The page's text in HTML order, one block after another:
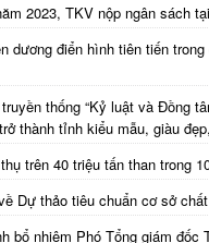
2023, TKV nộp ngân sách
dương điển hình tiên tiến
thống “Kỷ luật và Đồng
thành tỉnh kiểu mẫu, giàu
trên 40 triệu tấn than trong
Dự thảo tiêu chuẩn cơ sở
bổ nhiệm Phó Tổng giám đốc